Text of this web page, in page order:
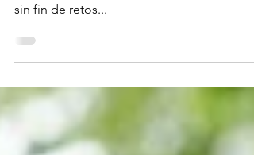
Soft Skills para madres y padres
Cuando una persona se enfrenta a la
de sus hijos tiene que estar a la altura de un